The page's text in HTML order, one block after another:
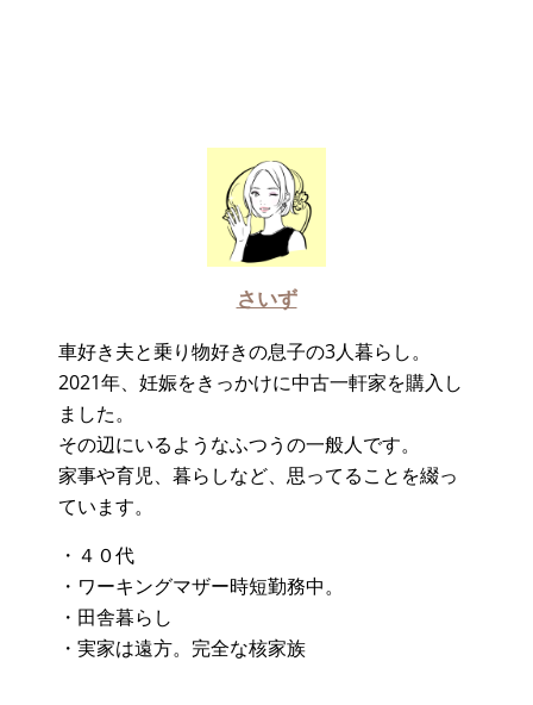
さいず
車好き夫と乗り物好きの息子の3人暮らし。
2021年、妊娠をきっかけに中古一軒家を購入し
ました。
その辺にいるようなふつうの一般人です。
家事や育児、暮らしなど、思ってることを綴っ
ています。
・４０代
・ワーキングマザー時短勤務中。
・田舎暮らし
・実家は遠方。完全な核家族